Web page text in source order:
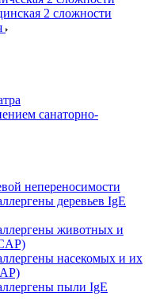
2 сложности
санаторно-
непереносимости
деревьев IgE
животных и
насекомых и их
пыли IgE